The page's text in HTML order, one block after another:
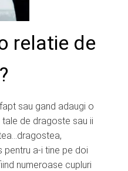
relatie de
sau gand adaugi o
de dragoste sau ii
pentru a-i tine pe doi
numeroase cupluri